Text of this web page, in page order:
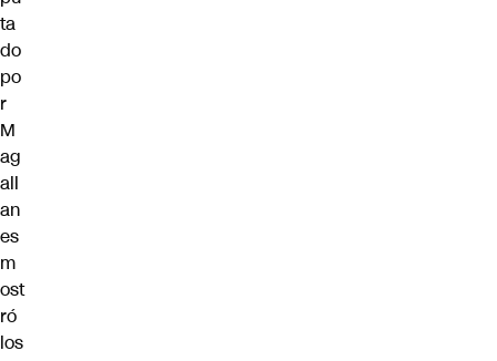
ta
do
po
r
M
ag
all
an
es
m
ost
ró
los